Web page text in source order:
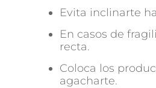
Evita inclinarte
En casos de
recta.
Coloca los
agacharte.